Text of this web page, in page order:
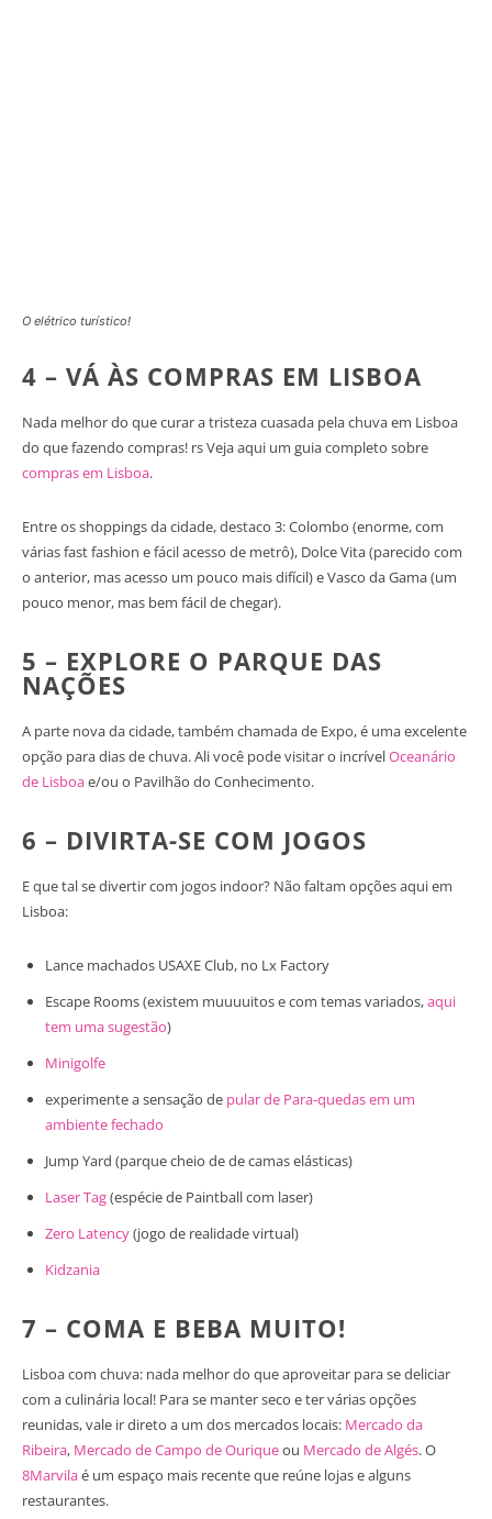
O elétrico turístico!
4 – VÁ ÀS COMPRAS EM LISBOA
Nada melhor do que curar a tristeza cuasada pela chuva em Lisboa
do que fazendo compras! rs Veja aqui um guia completo sobre
compras em Lisboa.
Entre os shoppings da cidade, destaco 3: Colombo (enorme, com
várias fast fashion e fácil acesso de metrô), Dolce Vita (parecido com
o anterior, mas acesso um pouco mais difícil) e Vasco da Gama (um
pouco menor, mas bem fácil de chegar).
5 – EXPLORE O PARQUE DAS
NAÇÕES
A parte nova da cidade, também chamada de Expo, é uma excelente
opção para dias de chuva. Ali você pode visitar o incrívelOceanário
de Lisboae/ou o Pavilhão do Conhecimento.
6 – DIVIRTA-SE COM JOGOS
E que tal se divertir com jogos indoor? Não faltam opções aqui em
Lisboa:
Lance machados USAXE Club, no Lx Factory
Escape Rooms (existem muuuuitos e com temas variados,aqui
tem uma sugestão)
Minigolfe
experimente a sensação de pular de Para-quedas em um
ambiente fechado
Jump Yard (parque cheio de de camas elásticas)
Laser Tag(espécie de Paintball com laser)
Zero Latency(jogo de realidade virtual)
Kidzania
7 – COMA E BEBA MUITO!
Lisboa com chuva: nada melhor do que aproveitar para se deliciar
com a culinária local! Para se manter seco e ter várias opções
reunidas, vale ir direto a um dos mercados locais: Mercado da
Ribeira, Mercado de Campo de Ouriqueou Mercado de Algés. O
8Marvilaé um espaço mais recente que reúne lojas e alguns
restaurantes.